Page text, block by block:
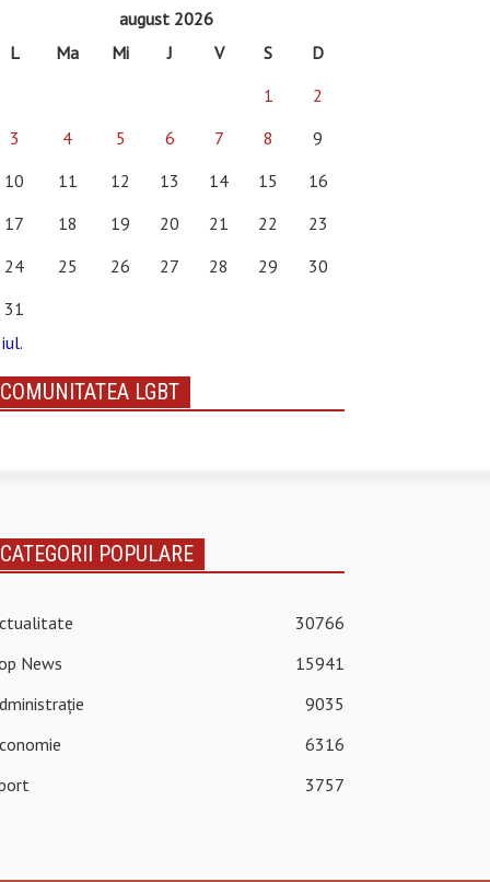
august 2026
L
Ma Mi J V S
D
1
2
3
4 5 6 7 8
9
10
11 12 13 14 15
16
17
18 19 20 21 22
23
24
25 26 27 28 29
30
31
COMUNITATEA LGBT
CATEGORII POPULARE
30766
News
15941
9035
6316
3757